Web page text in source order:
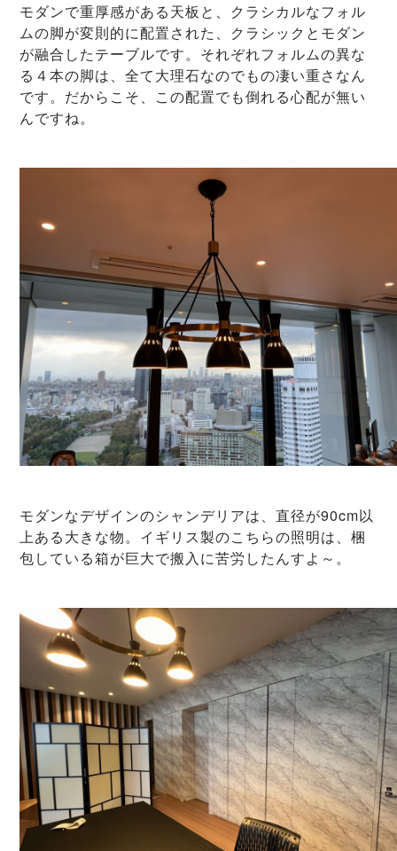
モダンで重厚感がある天板と、クラシカルなフォル
ムの脚が変則的に配置された、クラシックとモダン
が融合したテーブルです。それぞれフォルムの異な
る４本の脚は、全て大理石なのでもの凄い重さなん
です。だからこそ、この配置でも倒れる心配が無い
んですね。
モダンなデザインのシャンデリアは、直径が90cm以
上ある大きな物。イギリス製のこちらの照明は、梱
包している箱が巨大で搬入に苦労したんすよ～。